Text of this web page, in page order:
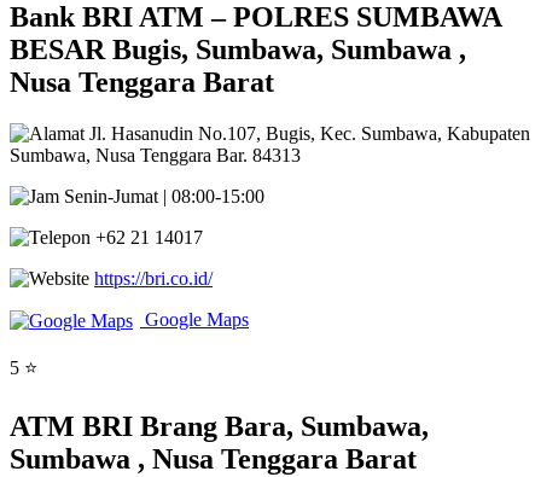
Bank BRI ATM – POLRES SUMBAWA
BESAR Bugis, Sumbawa, Sumbawa ,
Nusa Tenggara Barat
Jl. Hasanudin No.107, Bugis, Kec. Sumbawa, Kabupaten
Sumbawa, Nusa Tenggara Bar. 84313
Senin-Jumat | 08:00-15:00
+62 21 14017
https://bri.co.id/
Google Maps
5 ⭐
ATM BRI Brang Bara, Sumbawa,
Sumbawa , Nusa Tenggara Barat